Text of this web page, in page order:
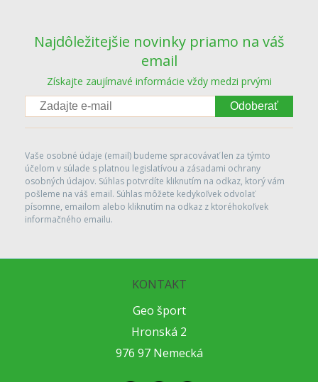
Najdôležitejšie novinky priamo na váš
email
Získajte zaujímavé informácie vždy medzi prvými
Odoberať
Vaše osobné údaje (email) budeme spracovávať len za týmto
účelom v súlade s platnou legislatívou a zásadami ochrany
osobných údajov. Súhlas potvrdíte kliknutím na odkaz, ktorý vám
pošleme na váš email. Súhlas môžete kedykoľvek odvolať
písomne, emailom alebo kliknutím na odkaz z ktoréhokoľvek
informačného emailu.
KONTAKT
Geo šport
Hronská 2
976 97 Nemecká